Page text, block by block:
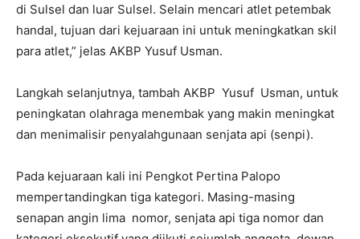
di Sulsel dan luar Sulsel. Selain mencari atlet petembak
handal, tujuan dari kejuaraan ini untuk meningkatkan skil
para atlet,” jelas AKBP Yusuf Usman.
Langkah selanjutnya, tambah AKBP Yusuf Usman, untuk
peningkatan olahraga menembak yang makin meningkat
dan menimalisir penyalahgunaan senjata api (senpi).
Pada kejuaraan kali ini Pengkot Pertina Palopo
mempertandingkan tiga kategori. Masing-masing
senapan angin lima nomor, senjata api tiga nomor dan